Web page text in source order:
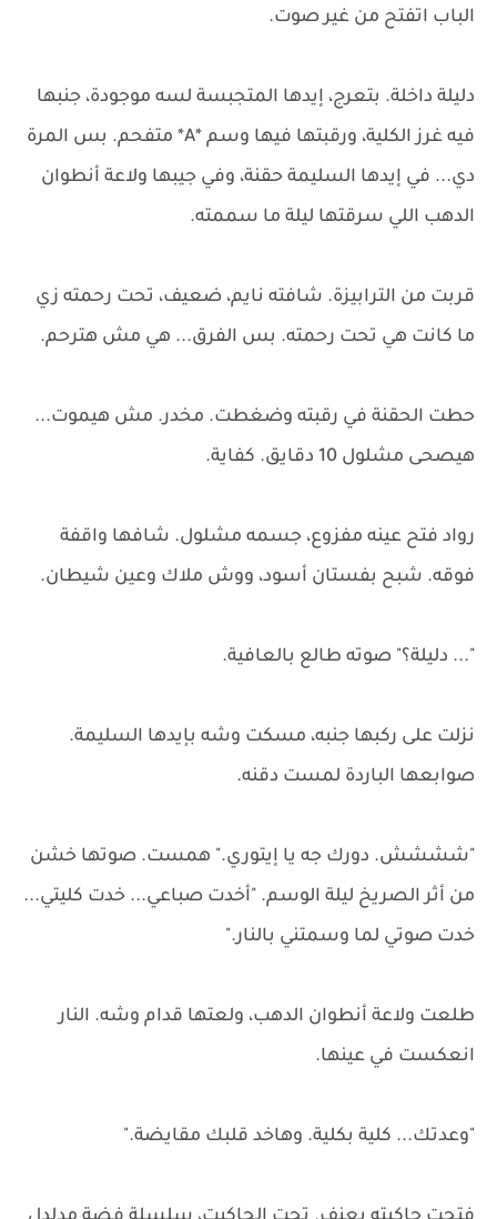
الباب اتفتح من غير صوت.
دليلة داخلة. بتعرج، إيدها المتجبسة لسه موجودة، جنبها
فيه غرز الكلية، ورقبتها فيها وسم *A* متفحم. بس المرة
دي... في إيدها السليمة حقنة، وفي جيبها ولاعة أنطوان
الدهب اللي سرقتها ليلة ما سممته.
قربت من الترابيزة. شافته نايم، ضعيف، تحت رحمته زي
ما كانت هي تحت رحمته. بس الفرق... هي مش هترحم.
حطت الحقنة في رقبته وضغطت. مخدر. مش هيموت...
هيصحى مشلول 10 دقايق. كفاية.
رواد فتح عينه مفزوع، جسمه مشلول. شافها واقفة
فوقه. شبح بفستان أسود، ووش ملاك وعين شيطان.
"... دليلة؟" صوته طالع بالعافية.
نزلت على ركبها جنبه، مسكت وشه بإيدها السليمة.
صوابعها الباردة لمست دقنه.
"شششش. دورك جه يا إيتوري." همست. صوتها خشن
من أثر الصريخ ليلة الوسم. "أخدت صباعي... خدت كليتي...
خدت صوتي لما وسمتني بالنار."
طلعت ولاعة أنطوان الدهب، ولعتها قدام وشه. النار
انعكست في عينها.
"وعدتك... كلية بكلية. وهاخد قلبك مقايضة."